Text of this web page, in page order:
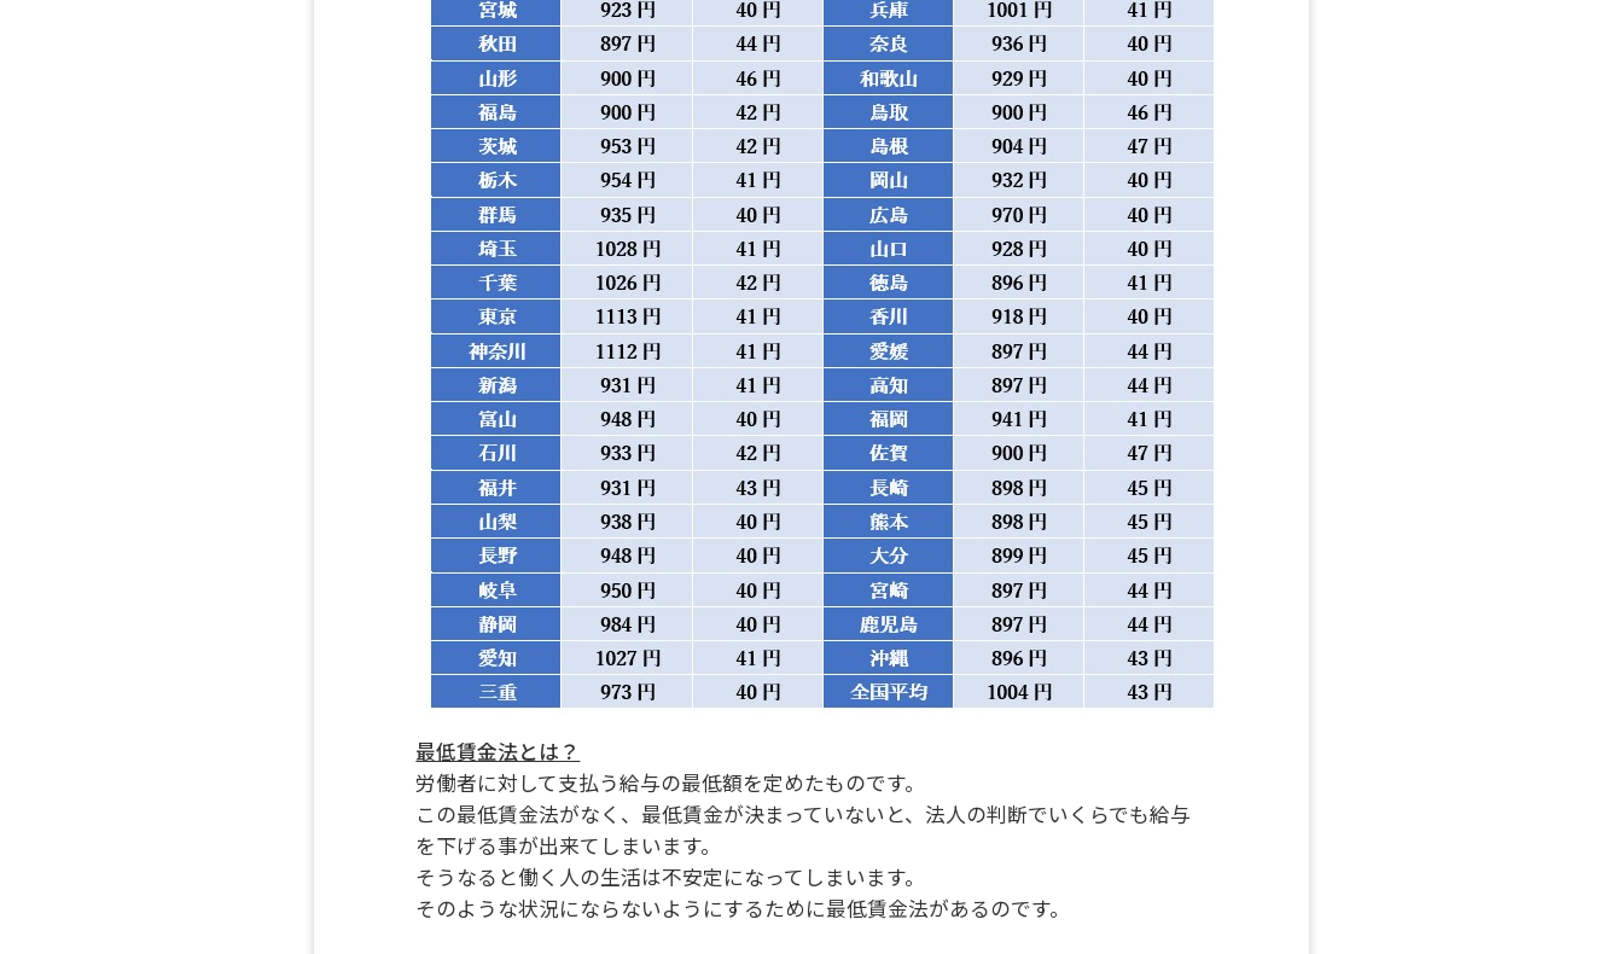
最低賃金法とは？
労働者に対して支払う給与の最低額を定めたものです。
この最低賃金法がなく、最低賃金が決まっていないと、法人の判断でいくらでも給与
を下げる事が出来てしまいます。
そうなると働く人の生活は不安定になってしまいます。
そのような状況にならないようにするために最低賃金法があるのです。